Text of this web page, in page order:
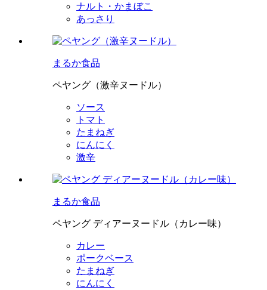
ナルト・かまぼこ
あっさり
まるか食品
ペヤング（激辛ヌードル）
ソース
トマト
たまねぎ
にんにく
激辛
まるか食品
ペヤング ディアーヌードル（カレー味）
カレー
ポークベース
たまねぎ
にんにく